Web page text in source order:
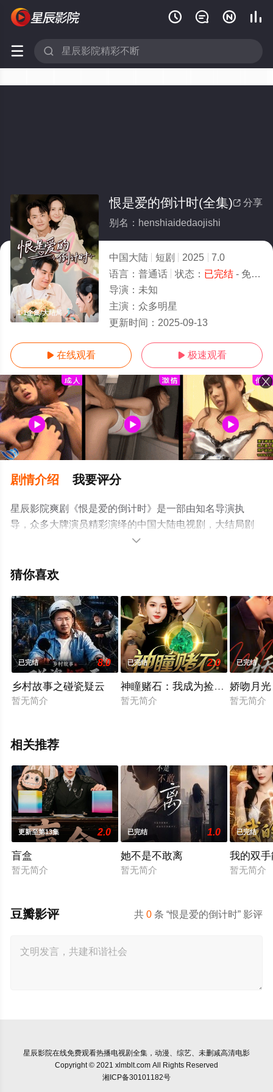
   
 
1-1全集/大结局
 分享
恨是爱的倒计时(全集)
别名：henshiaidedaojishi
中国大陆 短剧 2025
7.0
语言： 普通话 状态： 已完结- 免费在线观看
导演： 未知
主演： 众多明星
更新时间： 2025-09-13
 在线观看  极速观看
剧情介绍 我要评分
星辰影院爽剧《恨是爱的倒计时》是一部由知名导演执
导，众多大牌演员精彩演绎的中国大陆电视剧，大结局剧
情已揭晓（1-1全集），超前点播免费观看高清无删减完整
电视剧、电视猫或剧情网等平台了解。

猜你喜欢
已完结 8.0
乡村故事之碰瓷疑云
暂无简介
已完结 2.0
神瞳赌石：我成为捡漏大佬
暂无简介
已完结
娇吻月光
暂无简介
相关推荐
更新至第13集 2.0
盲盒
暂无简介
已完结 1.0
她不是不敢离
暂无简介
已完结
我的双
暂无简介
共0 条 “恨是爱的倒计时” 影评
豆瓣影评
星辰影院在线免费观看热播电视剧全集，动漫、综艺、未删减高清电影
Copyright © 2021 xlmblt.com All Rights Reserved
湘ICP备30101182号